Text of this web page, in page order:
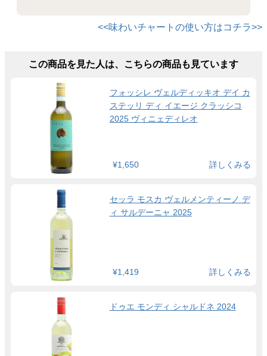
<<味わいチャートの使い方はコチラ>>
この商品を見た人は、こちらの商品も見ています
フォッシレ ヴェルディッキオ デイ カ
ステッリ ディ イエージ クラッシコ
2025 ヴィニェディレオ
¥1,650 詳しくみる
セッラ モスカ ヴェルメンティーノ デ
ィ サルデーニャ 2025
¥1,419 詳しくみる
ドゥエ モンディ シャルドネ 2024